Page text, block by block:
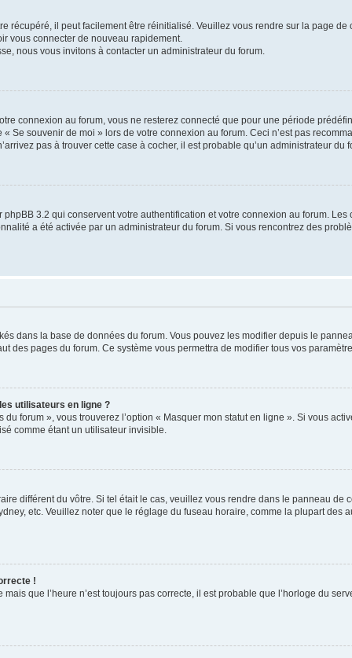
récupéré, il peut facilement être réinitialisé. Veuillez vous rendre sur la page
vous connecter de nouveau rapidement.
nous vous invitons à contacter un administrateur du forum.
connexion au forum, vous ne resterez connecté que pour une période
Se souvenir de moi » lors de votre connexion au forum. Ceci n’est pas
pas à trouver cette case à cocher, il est probable qu’un administrateur du
3.2 qui conservent votre authentification et votre connexion au forum.
a été activée par un administrateur du forum. Si vous rencontrez des
dans la base de données du forum. Vous pouvez les modifier depuis le
des pages du forum. Ce système vous permettra de modifier tous vos
utilisateurs en ligne ?
forum », vous trouverez l’option « Masquer mon statut en ligne ». Si vous
comme étant un utilisateur invisible.
différent du vôtre. Si tel était le cas, veuillez vous rendre dans le panneau de
etc. Veuillez noter que le réglage du fuseau horaire, comme la plupart des
!
que l’heure n’est toujours pas correcte, il est probable que l’horloge du